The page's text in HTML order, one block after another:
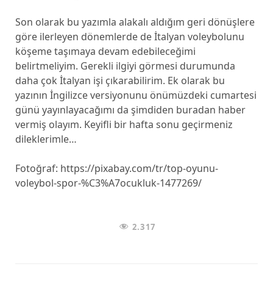
Son olarak bu yazımla alakalı aldığım geri dönüşlere
göre ilerleyen dönemlerde de İtalyan voleybolunu
köşeme taşımaya devam edebileceğimi
belirtmeliyim. Gerekli ilgiyi görmesi durumunda
daha çok İtalyan işi çıkarabilirim. Ek olarak bu
yazının İngilizce versiyonunu önümüzdeki cumartesi
günü yayınlayacağımı da şimdiden buradan haber
vermiş olayım. Keyifli bir hafta sonu geçirmeniz
dileklerimle…
Fotoğraf: https://pixabay.com/tr/top-oyunu-
voleybol-spor-%C3%A7ocukluk-1477269/
2.317